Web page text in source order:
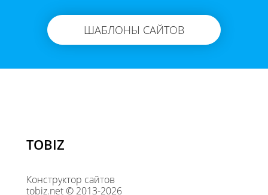
ШАБЛОНЫ САЙТОВ
TOBIZ
Конструктор сайтов
tobiz.net © 2013-2026